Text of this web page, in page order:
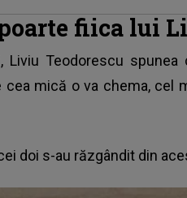
fiica lui
Liviu Teodorescu
mică o va chema, cel
doi s-au răzgândit din